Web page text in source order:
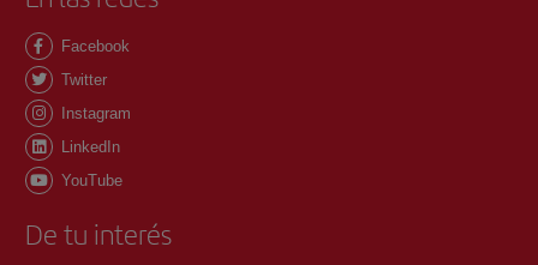
Facebook
Twitter
Instagram
LinkedIn
YouTube
De tu interés